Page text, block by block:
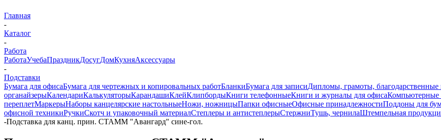
Главная
-
Каталог
-
Работа
РаботаУчебаПраздникДосугДомКухняАксессуары
-
Подставки
Бумага для офисаБумага для чертежных и копировальных работБланкиБумага для записиДипломы, грамоты, благодарственные
органайзерыКалендариКалькуляторыКарандашиКлейКлипбордыКниги телефонныеКниги и журналы для офисаКомпьютерные
переплетМаркерыНаборы канцелярские настольныеНожи, ножницыПапки офисныеОфисные принадлежностиПоддоны для
офисной техникиРучкиСкотч и упаковочный материалСтеплеры и антистеплерыСтержниТушь, чернилаШтемпельная
-Подставка для канц. прин. СТАММ "Авангард" сине-гол.